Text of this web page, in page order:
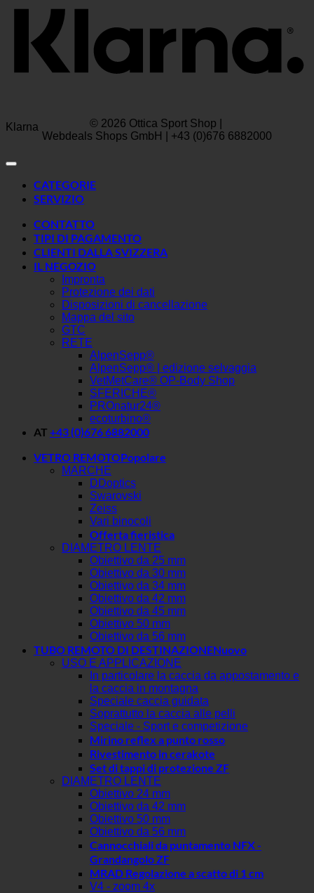
Klarna
© 2026 Ottica Sport Shop |
Webdeals Shops GmbH | +43 (0)676 6882000
CATEGORIE
SERVIZIO
CONTATTO
TIPI DI PAGAMENTO
CLIENTI DALLA SVIZZERA
IL NEGOZIO
Impronta
Protezione dei dati
Disposizioni di cancellazione
Mappa del sito
GTC
RETE
AlpenSepp®
AlpenSepp® | edizione selvaggia
VetMetCare® OP-Body Shop
SFERICHE®
PROnatur24®
ecoturbino®
AT +43 (0)676 6882000
VETRO REMOTO
MARCHE
DDoptics
Swarovski
Zeiss
Vari binocoli
Offerta fieristica
DIAMETRO LENTE
Obiettivo da 25 mm
Obiettivo da 30 mm
Obiettivo da 34 mm
Obiettivo da 42 mm
Obiettivo da 45 mm
Obiettivo 50 mm
Obiettivo da 56 mm
TUBO REMOTO DI DESTINAZIONE
USO E APPLICAZIONE
In particolare la caccia da appostamento e
la caccia in montagna
Speciale caccia guidata
Soprattutto la caccia alle pelli
Speciale - Sport e competizione
Mirino reflex a punto rosso
Rivestimento in cerakote
Set di tappi di protezione ZF
DIAMETRO LENTE
Obiettivo 24 mm
Obiettivo da 42 mm
Obiettivo 50 mm
Obiettivo da 56 mm
Cannocchiali da puntamento NFX -
Grandangolo ZF
MRAD Regolazione a scatto di 1 cm
V4 - zoom 4x